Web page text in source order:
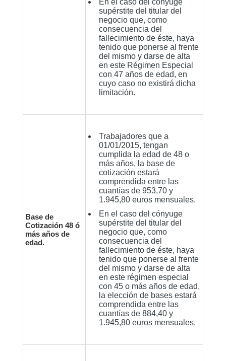
supérstite del titular del
negocio que, como
consecuencia del
fallecimiento de éste, haya
tenido que ponerse al frente
del mismo y darse de alta
en este Régimen Especial
con 47 años de edad, en
cuyo caso no existirá dicha
limitación.
Base de
Cotización 48 ó
más años de
edad.
Trabajadores que a
01/01/2015, tengan
cumplida la edad de 48 o
más años, la base de
cotización estará
comprendida entre las
cuantías de 953,70 y
1.945,80 euros mensuales.
En el caso del cónyuge
supérstite del titular del
negocio que, como
consecuencia del
fallecimiento de éste, haya
tenido que ponerse al frente
del mismo y darse de alta
en este régimen especial
con 45 o más años de edad,
la elección de bases estará
comprendida entre las
cuantías de 884,40 y
1.945,80 euros mensuales.